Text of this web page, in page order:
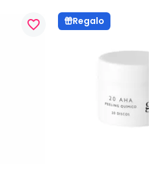
favorite_border Regalo